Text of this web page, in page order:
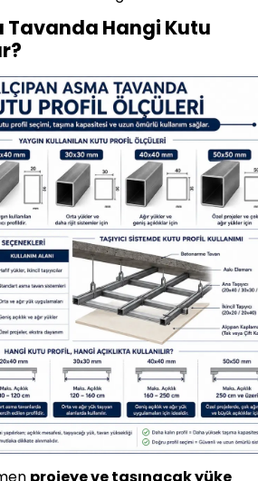
Tavanda Hangi Kutu